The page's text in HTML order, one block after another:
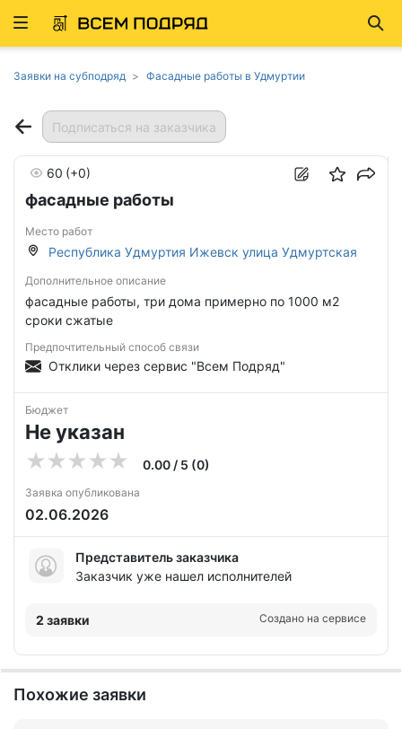
Развернуть
Заявки на субподряд Фасадные работы в Удмуртии
Подписаться на заказчика
фасадные работы
60 (+0)
Место работ
Республика Удмуртия Ижевск улица Удмуртская
Дополнительное описание
фасадные работы, три дома примерно по 1000 м2
сроки сжатые
Предпочтительный способ связи
Отклики через сервис "Всем Подряд"
Бюджет
Не указан
0.00 / 5 (0)
Заявка опубликована
02.06.2026
Представитель заказчика
Заказчик уже нашел исполнителей
2 заявки Создано на сервисе
Похожие заявки